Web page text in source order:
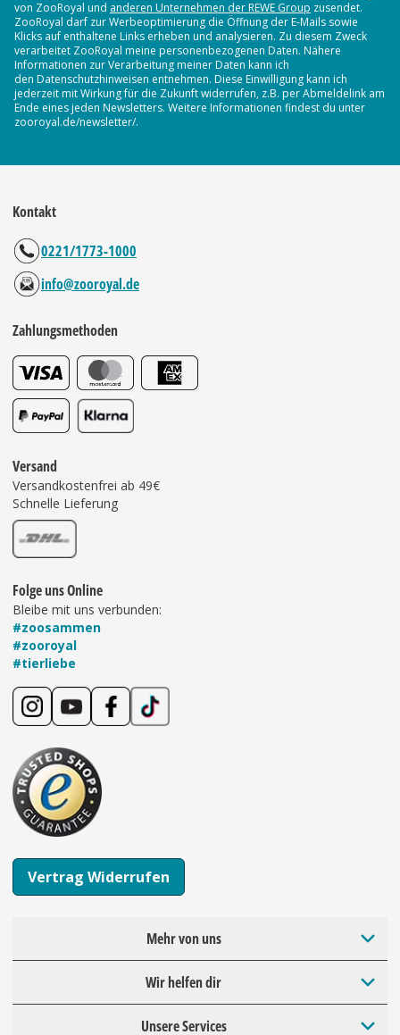
von ZooRoyal und anderen Unternehmen der REWE Group zusendet.
ZooRoyal darf zur Werbeoptimierung die Öffnung der E-Mails sowie
Klicks auf enthaltene Links erheben und analysieren. Zu diesem Zweck
verarbeitet ZooRoyal meine personenbezogenen Daten. Nähere
Informationen zur Verarbeitung meiner Daten kann ich
den Datenschutzhinweisen entnehmen. Diese Einwilligung kann ich
jederzeit mit Wirkung für die Zukunft widerrufen, z.B. per Abmeldelink am
Ende eines jeden Newsletters. Weitere Informationen findest du unter
zooroyal.de/newsletter/.
Kontakt
0221/1773-1000
info@zooroyal.de
Zahlungsmethoden
Versand
Versandkostenfrei ab 49€
Schnelle Lieferung
Folge uns Online
Bleibe mit uns verbunden:
#zoosammen
#zooroyal
#tierliebe
Vertrag Widerrufen
Mehr von uns
Wir helfen dir
Unsere Services